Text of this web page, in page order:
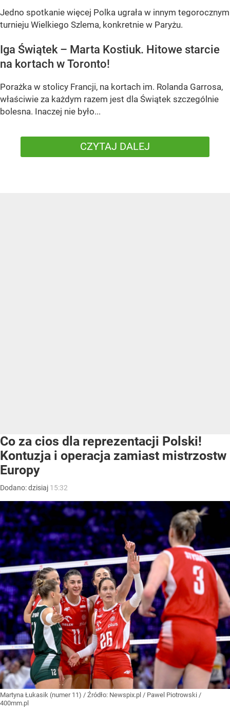
Jedno spotkanie więcej Polka ugrała w innym tegorocznym
turnieju Wielkiego Szlema, konkretnie w Paryżu.
Iga Świątek – Marta Kostiuk. Hitowe starcie
na kortach w Toronto!
Porażka w stolicy Francji, na kortach im. Rolanda Garrosa,
właściwie za każdym razem jest dla Świątek szczególnie
bolesna. Inaczej nie było...
CZYTAJ DALEJ
Co za cios dla reprezentacji Polski!
Kontuzja i operacja zamiast mistrzostw
Europy
Dodano:dzisiaj 15:32
Martyna Łukasik (numer 11) / Źródło: Newspix.pl / Pawel Piotrowski /
400mm.pl